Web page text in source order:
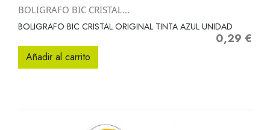
BOLIGRAFO BIC CRISTAL...
BOLIGRAFO BIC CRISTAL ORIGINAL TINTA AZUL UNIDAD
Precio
0,29 €
Añadir al carrito